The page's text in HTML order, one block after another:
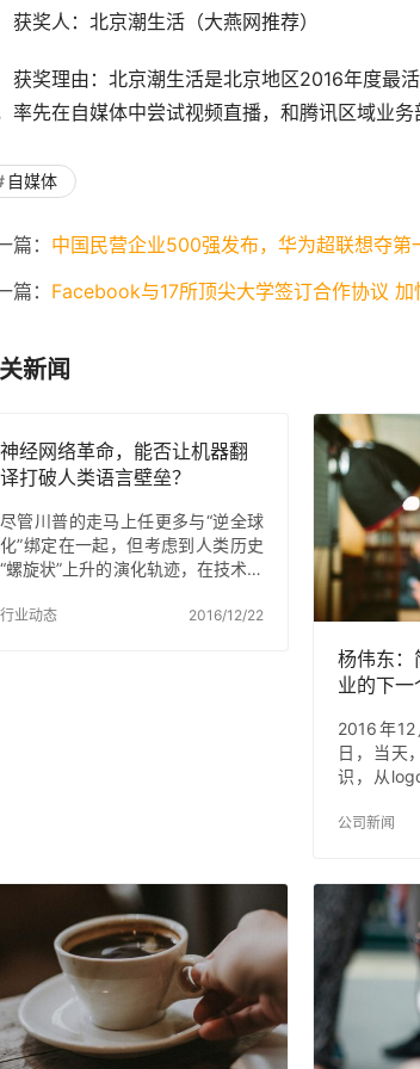
获奖人：北京潮生活（大燕网推荐）
获奖理由：北京潮生活是北京地区2016年度最
率先在自媒体中尝试视频直播，和腾讯区域业
自媒体
篇： 中国民营企业500强发布，华为超联想夺第
篇： Facebook与17所顶尖大学签订合作协议 加
新闻
神经网络革命，能否让机器翻
译打破人类语言壁垒？
尽管川普的走马上任更多与“逆全球
化”绑定在一起，但考虑到人类历史
“螺旋状”上升的演化轨迹，在技术进
世界总体趋向互通互联的趋势似乎
行业动态 2016/12/22
杨伟东：
业的下一
2016年
日，当天
识，从
年轻心态
上摆着的
加入土豆
场，很多
地表现出
这次的品
内部已经
欢简单而
文化娱乐
公司新闻